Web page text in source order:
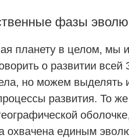
фазы
планету в целом, мы
о развитии всей
но можем выделять
развития. То
охвачена единым